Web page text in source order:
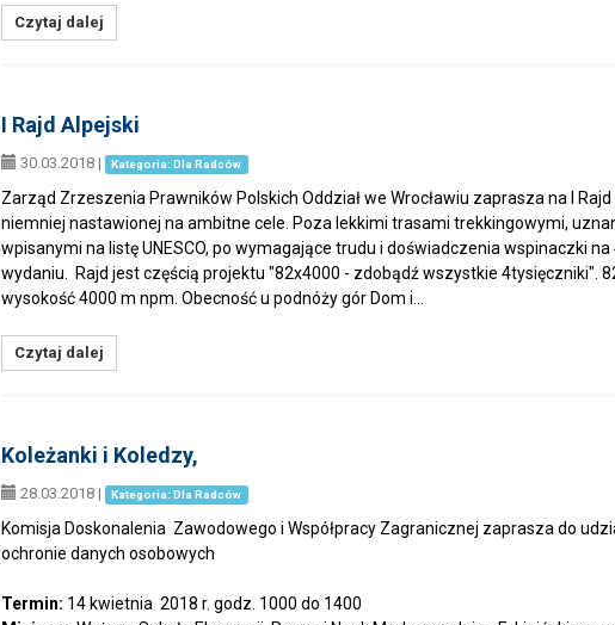
Czytaj dalej
I Rajd Alpejski
30.03.2018 | Kategoria: Dla Radców
Zarząd Zrzeszenia Prawników Polskich Oddział we Wrocławiu zaprasza na I
niemniej nastawionej na ambitne cele. Poza lekkimi trasami trekkingowymi,
wpisanymi na listę UNESCO, po wymagające trudu i doświadczenia wspinaczki
wydaniu. Rajd jest częścią projektu "82x4000 - zdobądź wszystkie 4tysięczniki".
wysokość 4000 m npm. Obecność u podnóży gór Dom i…
Czytaj dalej
Koleżanki i Koledzy,
28.03.2018 | Kategoria: Dla Radców
Komisja Doskonalenia Zawodowego i Współpracy Zagranicznej zaprasza do
ochronie danych osobowych
Termin: 14 kwietnia 2018 r. godz. 1000 do 1400